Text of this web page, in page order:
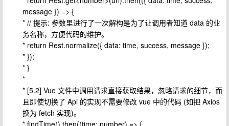
message }) => {
* // 提示: 参数里进行了一次解构是为了让调用者知道 data 的业
务名称，方便代码的维护。
* return Rest.normalize({ data: time, success, message });
* });
* }
*
* [5.2] Vue 文件中调用请求直接获取结果，忽略请求的细节，而
且即使切换了 Api 的实现不需要修改 vue 中的代码 (如把 Axios
换为 fetch 实现)。